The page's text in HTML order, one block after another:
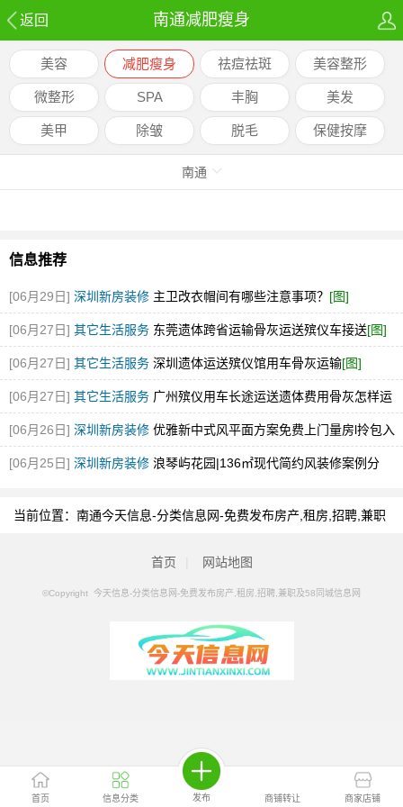
返回 南通减肥瘦身
首页 信息分类 发布 商铺转让 商家店铺
美容 减肥瘦身 祛痘祛斑 美容整形
微整形 SPA 丰胸 美发
美甲 除皱 脱毛 保健按摩
南通
信息推荐
[06月29日] 深圳新房装修 主卫改衣帽间有哪些注意事项？ [图]
[06月27日] 其它生活服务 东莞遗体跨省运输骨灰运送殡仪车接送[图]
[06月27日] 其它生活服务 深圳遗体运送殡仪馆用车骨灰运输[图]
[06月27日] 其它生活服务 广州殡仪用车长途运送遗体费用骨灰怎样运
输[图]
[06月26日] 深圳新房装修 优雅新中式风平面方案免费上门量房l拎包入
住！[图]
[06月25日] 深圳新房装修 浪琴屿花园|136㎡现代简约风装修案例分
当前位置： 南通今天信息-分类信息网-免费发布房产,租房,招聘,兼职
首页 网站地图
©Copyright 今天信息-分类信息网-免费发布房产,租房,招聘,兼职及58同城信息网